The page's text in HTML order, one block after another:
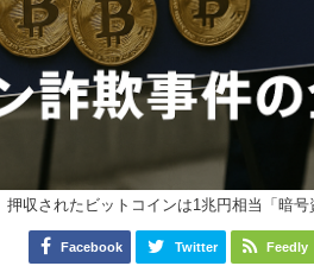
押収されたビットコインは1兆円相当「暗
Facebook Twitter Feedly